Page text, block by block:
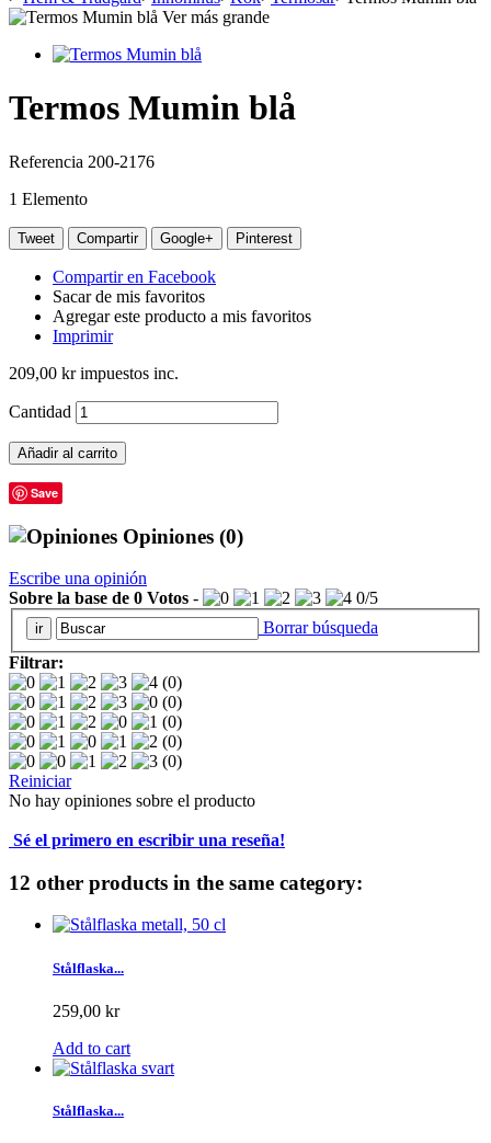
Ver más grande
Termos Mumin blå
Referencia 200-2176
1 Elemento
Tweet Compartir Google+ Pinterest
Compartir en Facebook
Sacar de mis favoritos
Agregar este producto a mis favoritos
Imprimir
209,00 krimpuestos inc.
Cantidad
Añadir al carrito
Save
Opiniones (0)
Escribe una opinión
Sobre la base de 0 Votos - 0/5
Borrar búsqueda
Filtrar:
(0)
(0)
(0)
(0)
(0)
Reiniciar
No hay opiniones sobre el producto
Sé el primero en escribir una reseña!
12 other products in the same category:
Stålflaska...
259,00 kr
Add to cart
Stålflaska...